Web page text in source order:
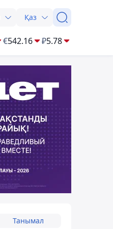
Қаз
€542.16 ₽5.78
Танымал